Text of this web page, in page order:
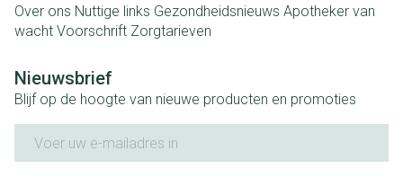
Over ons Nuttige links Gezondheidsnieuws Apotheker van
wacht Voorschrift Zorgtarieven
Nieuwsbrief
Blijf op de hoogte van nieuwe producten en promoties